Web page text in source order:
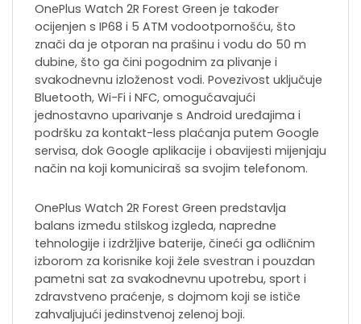
OnePlus Watch 2R Forest Green je također
ocijenjen s IP68 i 5 ATM vodootpornošću, što
znači da je otporan na prašinu i vodu do 50 m
dubine, što ga čini pogodnim za plivanje i
svakodnevnu izloženost vodi. Povezivost uključuje
Bluetooth, Wi-Fi i NFC, omogućavajući
jednostavno uparivanje s Android uređajima i
podršku za kontakt-less plaćanja putem Google
servisa, dok Google aplikacije i obavijesti mijenjaju
način na koji komuniciraš sa svojim telefonom.
OnePlus Watch 2R Forest Green predstavlja
balans između stilskog izgleda, napredne
tehnologije i izdržljive baterije, čineći ga odličnim
izborom za korisnike koji žele svestran i pouzdan
pametni sat za svakodnevnu upotrebu, sport i
zdravstveno praćenje, s dojmom koji se ističe
zahvaljujući jedinstvenoj zelenoj boji.